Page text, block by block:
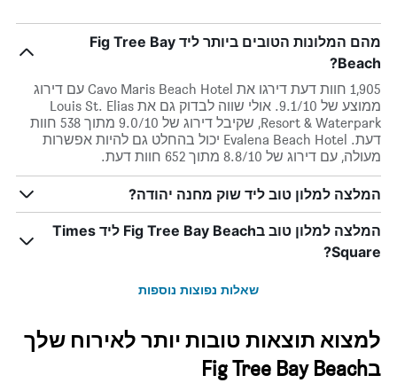
מהם המלונות הטובים ביותר ליד Fig Tree Bay
Beach?
1,905 חוות דעת דירגו את Cavo Maris Beach Hotel עם דירוג
ממוצע של 9.1/10. אולי שווה לבדוק גם את Louis St. Elias
Resort & Waterpark, שקיבל דירוג של 9.0/10 מתוך 538 חוות
דעת. Evalena Beach Hotel יכול בהחלט גם להיות אפשרות
מעולה, עם דירוג של 8.8/10 מתוך 652 חוות דעת.
המלצה למלון טוב ליד שוק מחנה יהודה?
המלצה למלון טוב בFig Tree Bay Beach ליד Times
Square?
שאלות נפוצות נוספות
למצוא תוצאות טובות יותר לאירוח שלך
בFig Tree Bay Beach